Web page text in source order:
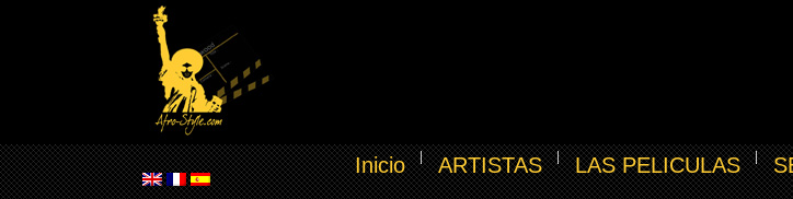
Inicio ARTISTAS LAS PELICULAS